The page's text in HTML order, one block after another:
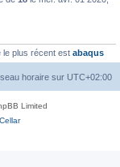
le plus récent est abaqus
horaire sur UTC+02:00
Limited